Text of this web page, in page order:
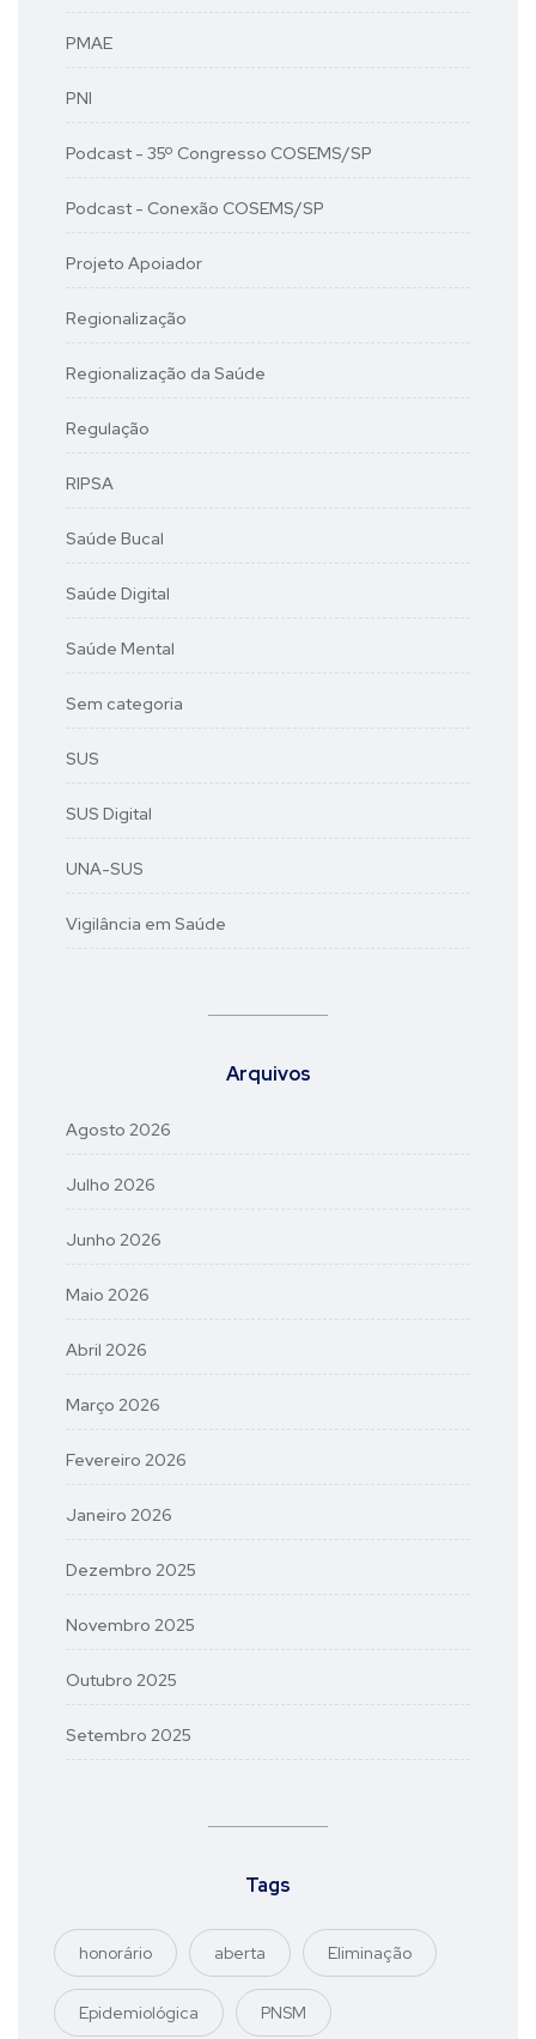
PMAE
PNI
Podcast - 35º Congresso COSEMS/SP
Podcast - Conexão COSEMS/SP
Projeto Apoiador
Regionalização
Regionalização da Saúde
Regulação
RIPSA
Saúde Bucal
Saúde Digital
Saúde Mental
Sem categoria
SUS
SUS Digital
UNA-SUS
Vigilância em Saúde
Arquivos
Agosto 2026
Julho 2026
Junho 2026
Maio 2026
Abril 2026
Março 2026
Fevereiro 2026
Janeiro 2026
Dezembro 2025
Novembro 2025
Outubro 2025
Setembro 2025
Tags
honorário aberta Eliminação
Epidemiológica PNSM